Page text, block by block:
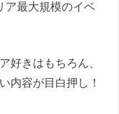
ア最大規模のイベ
好きはもちろん、
内容が目白押し！